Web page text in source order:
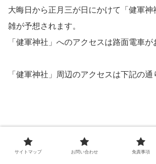
大晦日から正月三が日にかけて「健軍神
雑が予想されます。
「健軍神社」へのアクセスは路面電車が
「健軍神社」周辺のアクセスは下記の通
サイトマップ お問い合わせ 免責事項